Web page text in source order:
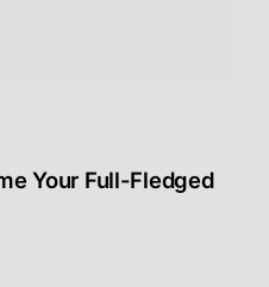
Your Full-Fledged